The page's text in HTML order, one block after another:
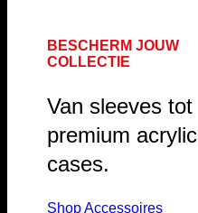
BESCHERM JOUW
COLLECTIE
Van sleeves tot
premium acrylic
cases.
Shop Accessoires